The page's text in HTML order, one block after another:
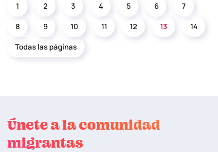
1 2 3 4 5 6
7
8
9 10 11 12 13
14
Todas las páginas
Únete a la comunidad
migrantas